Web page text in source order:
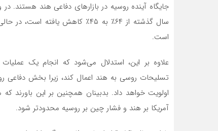
جایگاه آینده روسیه در بازارهای دفاعی هند هستند.
است.
علاوه بر این، استدلال می‌شود که انجام یک
تسلیحات روسی به هند اعمال کند، زیرا بخش دفاعی
اولویت خواهد داد. بدبینان همچنین بر این
آمریکا بر هند و فشار چین بر روسیه محدودتر شود.